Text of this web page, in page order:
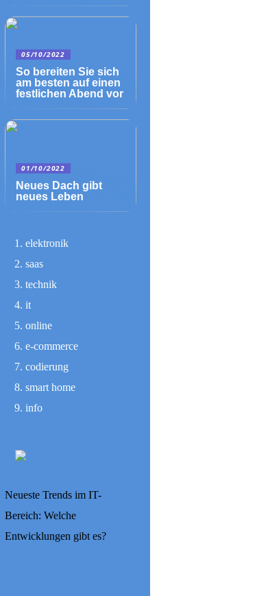
05/10/2022
So bereiten Sie sich
am besten auf einen
festlichen Abend vor
01/10/2022
Neues Dach gibt
neues Leben
elektronik
saas
technik
it
online
e-commerce
codierung
smart home
info
Neueste Trends im IT-
Bereich: Welche
Entwicklungen gibt es?